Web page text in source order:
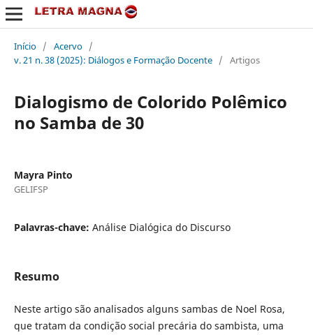
Início / Acervo /
v. 21 n. 38 (2025): Diálogos e Formação Docente / Artigos
Dialogismo de Colorido Polêmico
no Samba de 30
Mayra Pinto
GELIFSP
Palavras-chave: Análise Dialógica do Discurso
Resumo
Neste artigo são analisados alguns sambas de Noel Rosa,
que tratam da condição social precária do sambista, uma